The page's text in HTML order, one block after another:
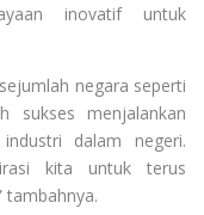
inovatif untuk
negara seperti
sukses menjalankan
dalam negeri.
kita untuk terus
tambahnya.